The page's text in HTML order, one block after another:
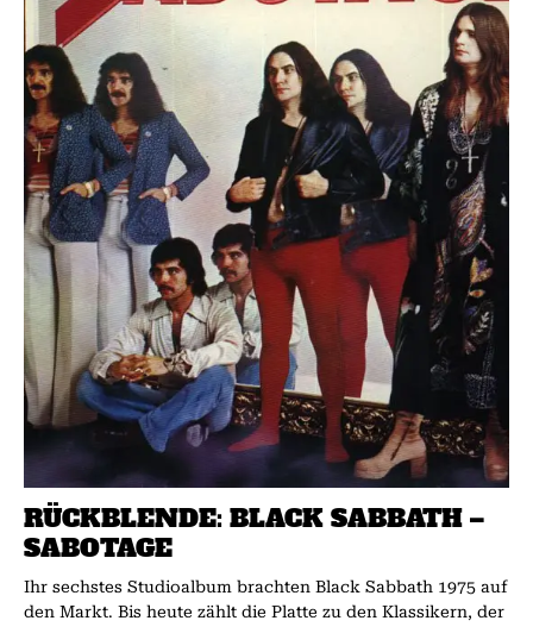
RÜCKBLENDE: BLACK SABBATH –
SABOTAGE
Ihr sechstes Studioalbum brachten Black Sabbath 1975 auf
den Markt. Bis heute zählt die Platte zu den Klassikern, der